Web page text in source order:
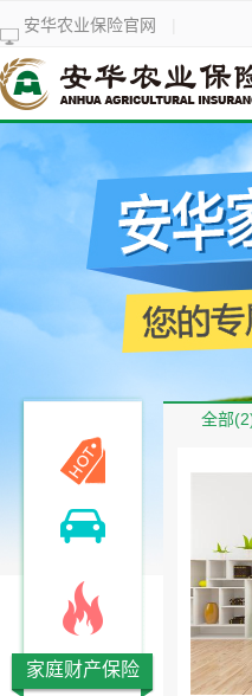
安华农业保险官网
家庭财产保险
全部